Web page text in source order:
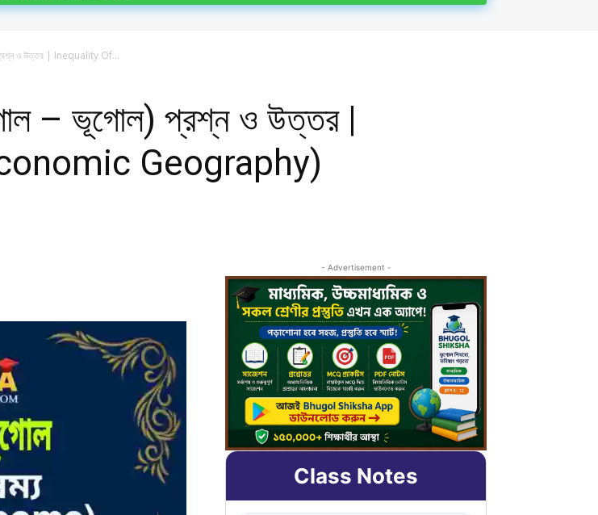
প্রশ্ন ও উত্তর | Inequality Of...
– ভূগোল) প্রশ্ন ও উত্তর |
Geography)
- Advertisement -
Class Notes